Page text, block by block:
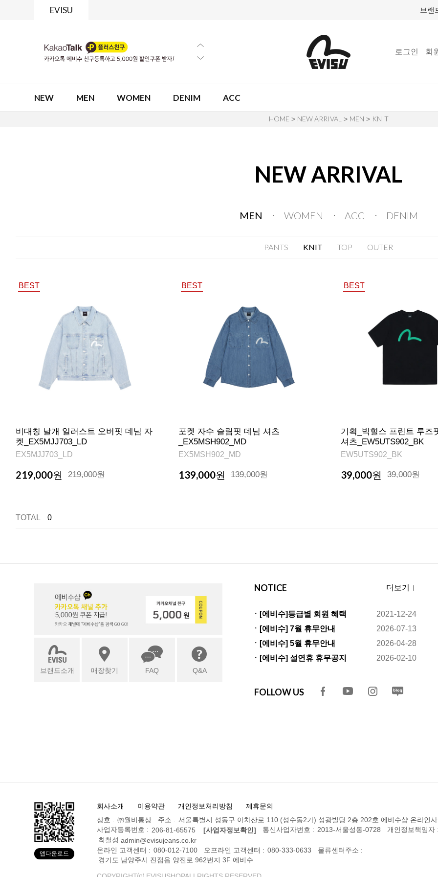
EVISU 브랜
로그인 회
NEW MEN WOMEN DENIM ACC
HOME > NEW ARRIVAL > MEN > KNIT
NEW ARRIVAL
MEN WOMEN ACC DENIM
PANTS KNIT TOP OUTER
BEST
비대칭 날개 일러스트 오버핏 데님 자
켓_EX5MJJ703_LD
EX5MJJ703_LD
219,000원 219,000원
BEST
포켓 자수 슬림핏 데님 셔츠
_EX5MSH902_MD
EX5MSH902_MD
139,000원 139,000원
BEST
기획_빅힐스 프린트 루즈
셔츠_EW5UTS902_BK
EW5UTS902_BK
39,000원 39,000원
TOTAL 0
브랜드소개 매장찾기 FAQ Q&A
NOTICE 더보기
ㆍ[에비수]등급별 회원 혜택
변경안내
2021-12-24
ㆍ[에비수] 7월 휴무안내
2026-07-13
ㆍ[에비수] 5월 휴무안내
2026-04-28
ㆍ[에비수] 설연휴 휴무공지
2026-02-10
FOLLOW US
앱다운로드
회사소개 이용약관 개인정보처리방침
제휴문의
상호 : ㈜월비통상 주소 : 서울특별시 성동구 아차산로 110 (성수동2가) 성광빌딩 2층 202호 에비수샵 온라인
사업자등록번호 : 206-81-65575 [사업자정보확인] 통신사업자번호 : 2013-서울성동-0728
개인정보책임자
최철성 admin@evisujeans.co.kr
온라인 고객센터 : 080-012-7100 오프라인 고객센터 : 080-333-0633
물류센터주소 :
경기도 남양주시 진접읍 양진로 962번지 3F 에비수